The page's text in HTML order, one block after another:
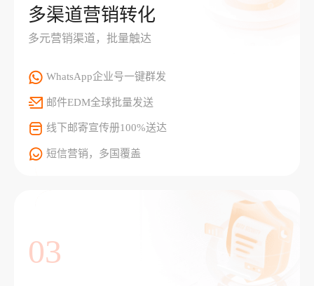
多渠道营销转化
多元营销渠道，批量触达
WhatsApp企业号一键群发
邮件EDM全球批量发送
线下邮寄宣传册100%送达
短信营销，多国覆盖
03